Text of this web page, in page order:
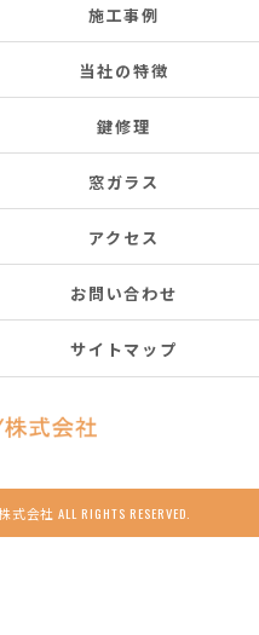
施工事例
当社の特徴
鍵修理
窓ガラス
アクセス
お問い合わせ
サイトマップ
社 ALL RIGHTS RESERVED.